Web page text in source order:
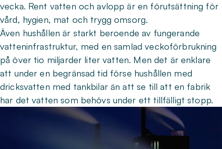
vecka. Rent vatten och avlopp är en förutsättning för
vård, hygien, mat och trygg omsorg.
Även hushållen är starkt beroende av fungerande
vatteninfrastruktur, med en samlad veckoförbrukning
på över tio miljarder liter vatten. Men det är enklare
att under en begränsad tid förse hushållen med
dricksvatten med tankbilar än att se till att en fabrik
har det vatten som behövs under ett tillfälligt stopp.